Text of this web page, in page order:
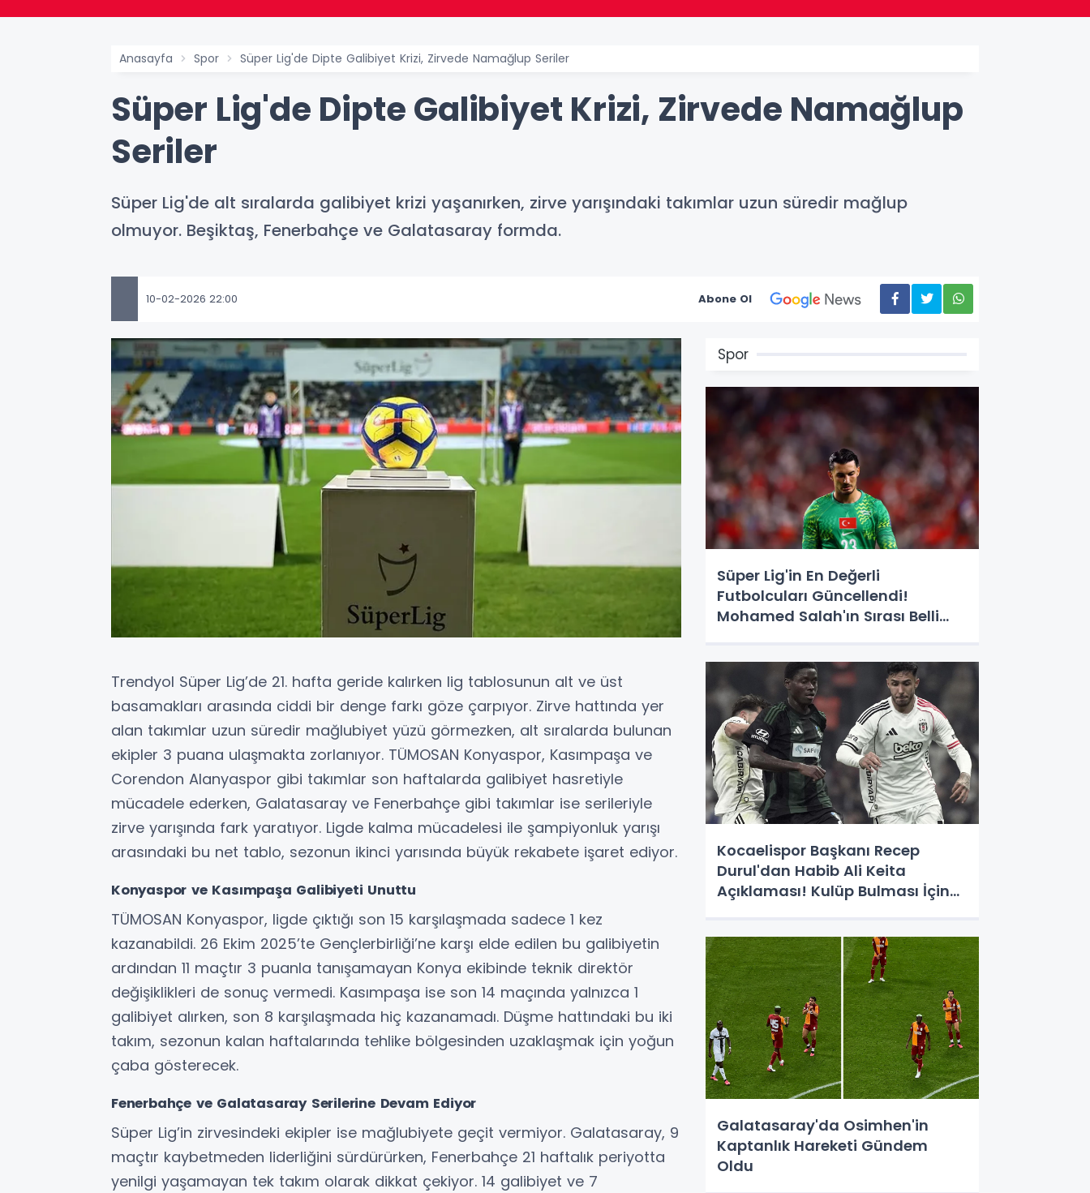
Anasayfa Spor Süper Lig'de Dipte Galibiyet Krizi, Zirvede Namağlup Seriler
Süper Lig'de Dipte Galibiyet Krizi, Zirvede Namağlup
Seriler
Süper Lig'de alt sıralarda galibiyet krizi yaşanırken, zirve yarışındaki takımlar uzun süredir mağlup
olmuyor. Beşiktaş, Fenerbahçe ve Galatasaray formda.
10-02-2026 22:00 Abone Ol
Trendyol Süper Lig’de 21. hafta geride kalırken lig tablosunun alt ve üst
basamakları arasında ciddi bir denge farkı göze çarpıyor. Zirve hattında yer
alan takımlar uzun süredir mağlubiyet yüzü görmezken, alt sıralarda bulunan
ekipler 3 puana ulaşmakta zorlanıyor. TÜMOSAN Konyaspor, Kasımpaşa ve
Corendon Alanyaspor gibi takımlar son haftalarda galibiyet hasretiyle
mücadele ederken, Galatasaray ve Fenerbahçe gibi takımlar ise serileriyle
zirve yarışında fark yaratıyor. Ligde kalma mücadelesi ile şampiyonluk yarışı
arasındaki bu net tablo, sezonun ikinci yarısında büyük rekabete işaret ediyor.
Konyaspor ve Kasımpaşa Galibiyeti Unuttu
TÜMOSAN Konyaspor, ligde çıktığı son 15 karşılaşmada sadece 1 kez
kazanabildi. 26 Ekim 2025’te Gençlerbirliği’ne karşı elde edilen bu galibiyetin
ardından 11 maçtır 3 puanla tanışamayan Konya ekibinde teknik direktör
değişiklikleri de sonuç vermedi. Kasımpaşa ise son 14 maçında yalnızca 1
galibiyet alırken, son 8 karşılaşmada hiç kazanamadı. Düşme hattındaki bu iki
takım, sezonun kalan haftalarında tehlike bölgesinden uzaklaşmak için yoğun
çaba gösterecek.
Fenerbahçe ve Galatasaray Serilerine Devam Ediyor
Süper Lig’in zirvesindeki ekipler ise mağlubiyete geçit vermiyor. Galatasaray, 9
maçtır kaybetmeden liderliğini sürdürürken, Fenerbahçe 21 haftalık periyotta
yenilgi yaşamayan tek takım olarak dikkat çekiyor. 14 galibiyet ve 7
Spor
Süper Lig'in En Değerli
Futbolcuları Güncellendi!
Mohamed Salah'ın Sırası Belli
Kocaelispor Başkanı Recep
Durul'dan Habib Ali Keita
Açıklaması! Kulüp Bulması İçin
Galatasaray'da Osimhen'in
Kaptanlık Hareketi Gündem
Oldu